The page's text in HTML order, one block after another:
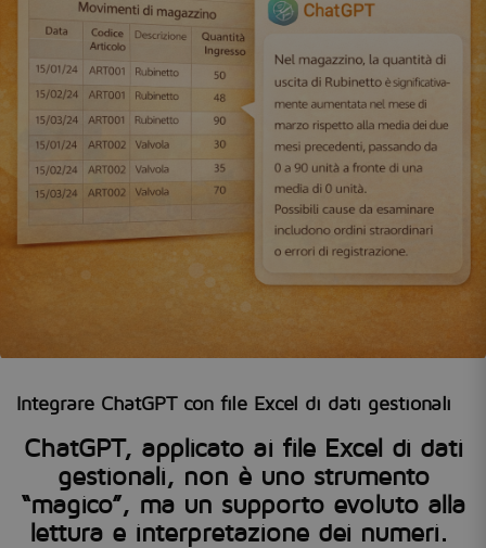
Integrare ChatGPT con file Excel di dati gestionali
ChatGPT, applicato ai file Excel di dati
gestionali, non è uno strumento
“magico”, ma un supporto evoluto alla
lettura e interpretazione dei numeri.